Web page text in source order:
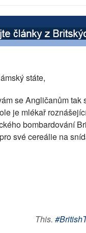
státe,
se Angličanům tak
je mlékař
bombardování
své cereálie na
This.